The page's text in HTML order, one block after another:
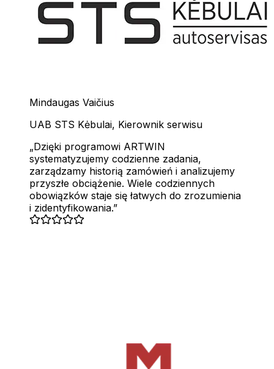
Mindaugas Vaičius
UAB STS Kėbulai, Kierownik serwisu
Dzięki programowi ARTWIN
systematyzujemy codzienne zadania,
zarządzamy historią zamówień i analizujemy
przyszłe obciążenie. Wiele codziennych
obowiązków staje się łatwych do zrozumienia
i zidentyfikowania.